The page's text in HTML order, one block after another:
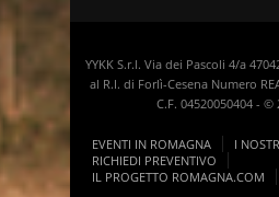
YYKK S.r.l. Via dei Pascoli 4/a
al R.I. di Forlì-Cesena Numero
C.F. 04520050404 - ©
EVENTI IN ROMAGNA
I
RICHIEDI PREVENTIVO
IL PROGETTO ROMAGNA.COM